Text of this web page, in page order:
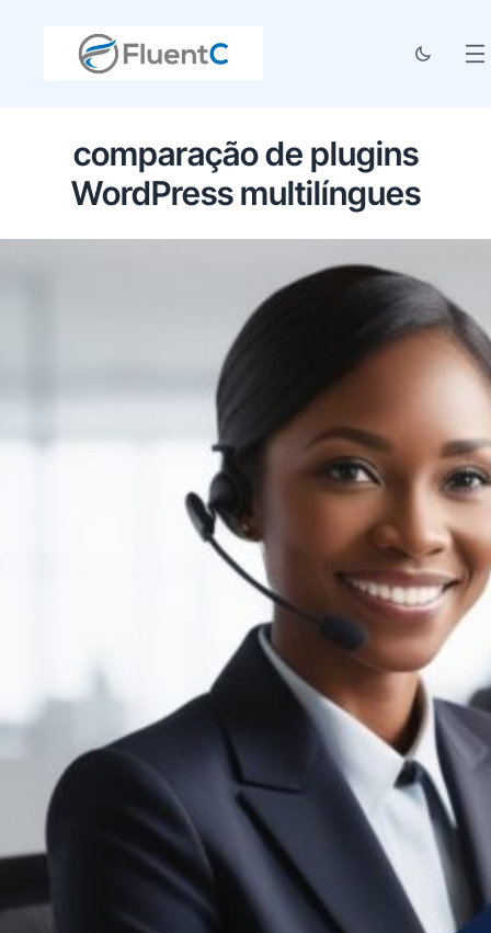
comparação de plugins
WordPress multilíngues